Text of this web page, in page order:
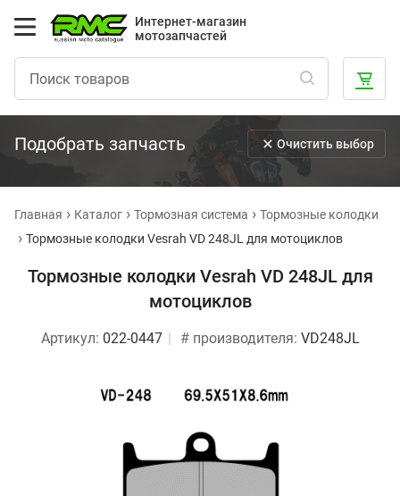
Интернет-магазин
мотозапчастей
Подобрать запчасть Очистить выбор
Главная Каталог Тормозная система
Тормозные колодки
Тормозные колодки Vesrah VD 248JL для мотоциклов
Тормозные колодки Vesrah VD 248JL для
мотоциклов
Артикул: 022-0447 # производителя: VD248JL